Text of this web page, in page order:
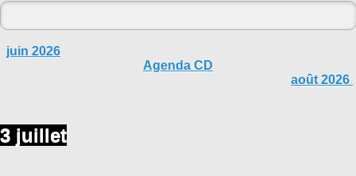
juin 2026
Agenda CD
août 2026
3 juillet